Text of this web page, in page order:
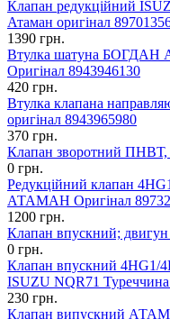
Клапан редукційний
Атаман оригінал
1390 грн.
Втулка шатуна БОГДАН
Оригінал 8943946130
420 грн.
Втулка клапана
оригінал 8943965980
370 грн.
Клапан зворотний ПНВТ,
0 грн.
Редукційний клапан
АТАМАН Оригінал
1200 грн.
Клапан впускний;
0 грн.
Клапан впускний
ISUZU NQR71
230 грн.
Клапан випускний